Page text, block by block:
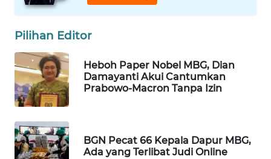
Pilihan Editor
Heboh Paper Nobel MBG, Dian
Damayanti Akui Cantumkan
Prabowo-Macron Tanpa Izin
BGN Pecat 66 Kepala Dapur MBG,
Ada yang Terlibat Judi Online
WAHANA
LISTRIK
WAHANA
TRAVEL
WAHANA
TV
WAHANANEWS